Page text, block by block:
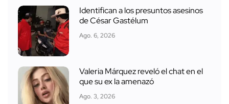
Identifican a los presuntos asesinos
de César Gastélum
Ago. 6, 2026
Valeria Márquez reveló el chat en el
que su ex la amenazó
Ago. 3, 2026